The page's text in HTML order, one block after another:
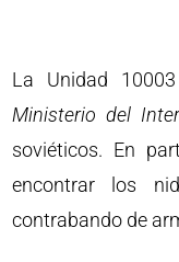
La Unidad
Ministerio del
soviéticos. En
encontrar los
contrabando de